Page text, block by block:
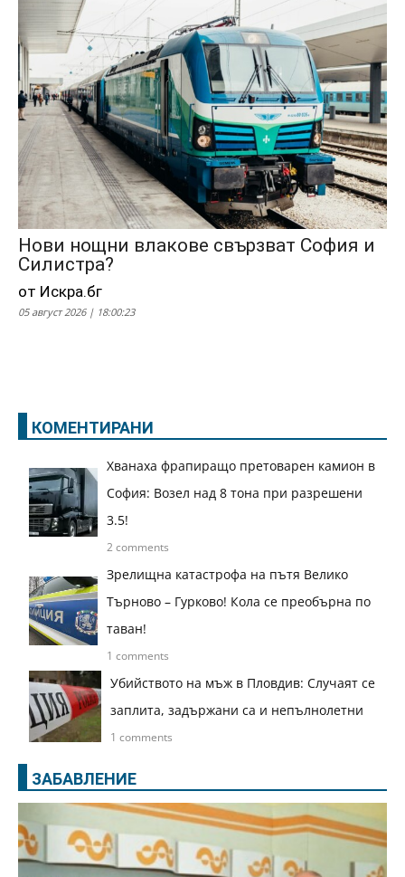
Нови нощни влакове свързват София и
Силистра?
от Искра.бг
05 август 2026 | 18:00:23
КОМЕНТИРАНИ
Хванаха фрапиращо претоварен камион в
София: Возел над 8 тона при разрешени
3.5!
2 comments
Зрелищна катастрофа на пътя Велико
Търново – Гурково! Кола се преобърна по
таван!
1 comments
Убийството на мъж в Пловдив: Случаят се
заплита, задържани са и непълнолетни
1 comments
ЗАБАВЛЕНИЕ